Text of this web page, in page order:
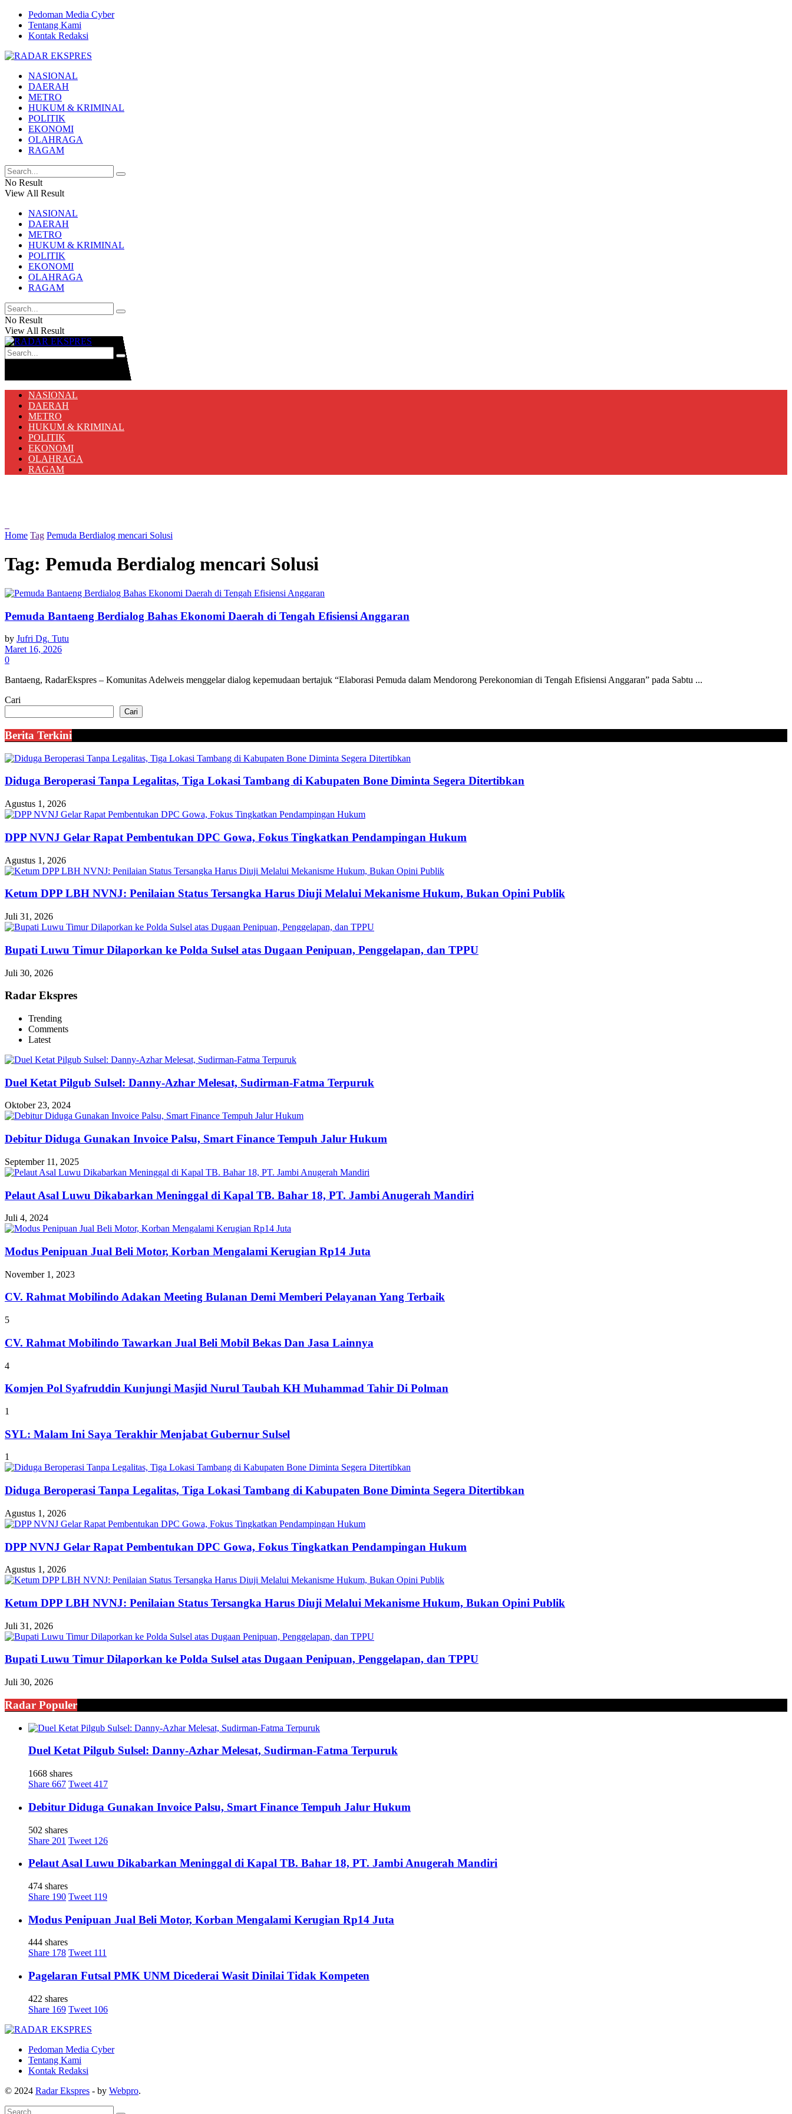
Pedoman Media Cyber
Tentang Kami
Kontak Redaksi
NASIONAL
DAERAH
METRO
HUKUM & KRIMINAL
POLITIK
EKONOMI
OLAHRAGA
RAGAM
No Result
View All Result
NASIONAL
DAERAH
METRO
HUKUM & KRIMINAL
POLITIK
EKONOMI
OLAHRAGA
RAGAM
No Result
View All Result
NASIONAL
DAERAH
METRO
HUKUM & KRIMINAL
POLITIK
EKONOMI
OLAHRAGA
RAGAM
Home Tag Pemuda Berdialog mencari Solusi
Tag: Pemuda Berdialog mencari Solusi
Pemuda Bantaeng Berdialog Bahas Ekonomi Daerah di Tengah Efisiensi Anggaran
by Jufri Dg. Tutu
Maret 16, 2026
0
Bantaeng, RadarEkspres – Komunitas Adelweis menggelar dialog kepemudaan bertajuk “Elaborasi Pemuda dalam Mendorong Perekonomian di Tengah Efisiensi Anggaran” pada Sabtu ...
Cari
Cari
Berita Terkini
Diduga Beroperasi Tanpa Legalitas, Tiga Lokasi Tambang di Kabupaten Bone Diminta Segera Ditertibkan
Agustus 1, 2026
DPP NVNJ Gelar Rapat Pembentukan DPC Gowa, Fokus Tingkatkan Pendampingan Hukum
Agustus 1, 2026
Ketum DPP LBH NVNJ: Penilaian Status Tersangka Harus Diuji Melalui Mekanisme Hukum, Bukan Opini Publik
Juli 31, 2026
Bupati Luwu Timur Dilaporkan ke Polda Sulsel atas Dugaan Penipuan, Penggelapan, dan TPPU
Juli 30, 2026
Radar Ekspres
Trending
Comments
Latest
Duel Ketat Pilgub Sulsel: Danny-Azhar Melesat, Sudirman-Fatma Terpuruk
Oktober 23, 2024
Debitur Diduga Gunakan Invoice Palsu, Smart Finance Tempuh Jalur Hukum
September 11, 2025
Pelaut Asal Luwu Dikabarkan Meninggal di Kapal TB. Bahar 18, PT. Jambi Anugerah Mandiri
Juli 4, 2024
Modus Penipuan Jual Beli Motor, Korban Mengalami Kerugian Rp14 Juta
November 1, 2023
CV. Rahmat Mobilindo Adakan Meeting Bulanan Demi Memberi Pelayanan Yang Terbaik
5
CV. Rahmat Mobilindo Tawarkan Jual Beli Mobil Bekas Dan Jasa Lainnya
4
Komjen Pol Syafruddin Kunjungi Masjid Nurul Taubah KH Muhammad Tahir Di Polman
1
SYL: Malam Ini Saya Terakhir Menjabat Gubernur Sulsel
1
Diduga Beroperasi Tanpa Legalitas, Tiga Lokasi Tambang di Kabupaten Bone Diminta Segera Ditertibkan
Agustus 1, 2026
DPP NVNJ Gelar Rapat Pembentukan DPC Gowa, Fokus Tingkatkan Pendampingan Hukum
Agustus 1, 2026
Ketum DPP LBH NVNJ: Penilaian Status Tersangka Harus Diuji Melalui Mekanisme Hukum, Bukan Opini Publik
Juli 31, 2026
Bupati Luwu Timur Dilaporkan ke Polda Sulsel atas Dugaan Penipuan, Penggelapan, dan TPPU
Juli 30, 2026
Radar Populer
Duel Ketat Pilgub Sulsel: Danny-Azhar Melesat, Sudirman-Fatma Terpuruk
1668 shares
Share 667 Tweet 417
Debitur Diduga Gunakan Invoice Palsu, Smart Finance Tempuh Jalur Hukum
502 shares
Share 201 Tweet 126
Pelaut Asal Luwu Dikabarkan Meninggal di Kapal TB. Bahar 18, PT. Jambi Anugerah Mandiri
474 shares
Share 190 Tweet 119
Modus Penipuan Jual Beli Motor, Korban Mengalami Kerugian Rp14 Juta
444 shares
Share 178 Tweet 111
Pagelaran Futsal PMK UNM Dicederai Wasit Dinilai Tidak Kompeten
422 shares
Share 169 Tweet 106
Pedoman Media Cyber
Tentang Kami
Kontak Redaksi
© 2024 Radar Ekspres - by Webpro.